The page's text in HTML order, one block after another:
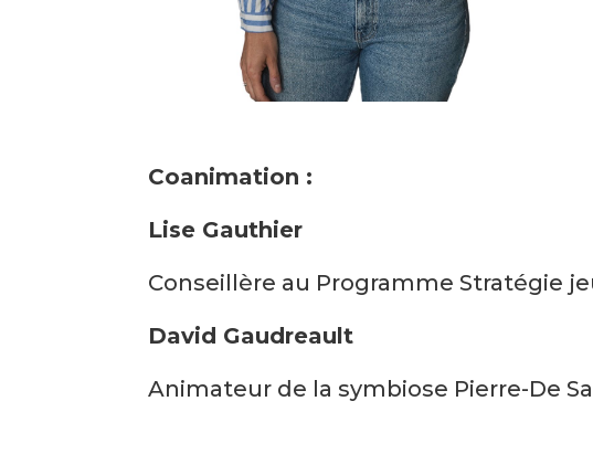
Coanimation :
Lise Gauthier
Conseillère au Programme Stratégie
David Gaudreault
Animateur de la symbiose Pierre-De